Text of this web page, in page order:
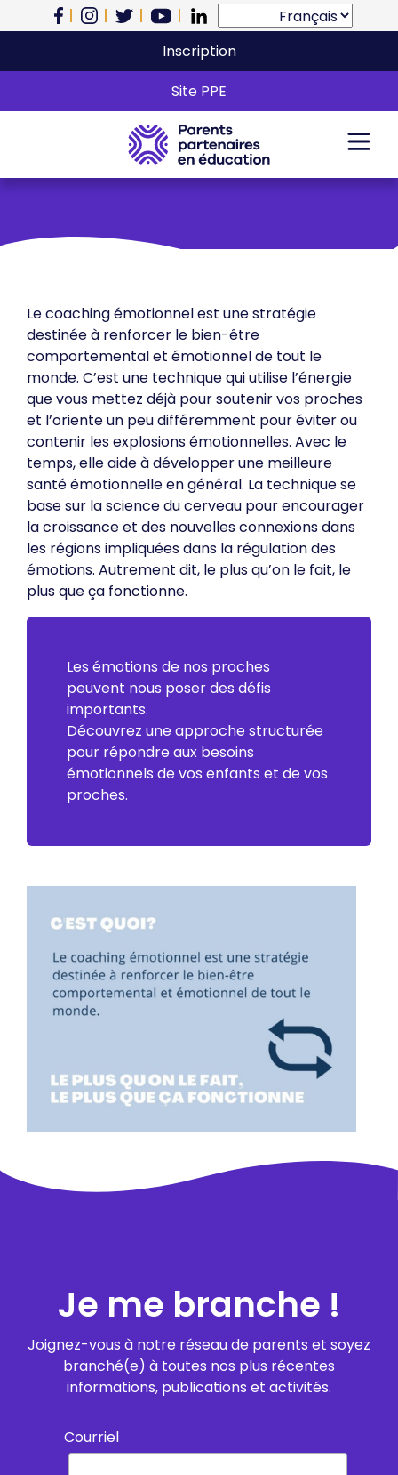
Inscription
Site PPE
Qu’est-ce que le
coaching émotionnel?
Le coaching émotionnel est une stratégie
destinée à renforcer le bien-être
comportemental et émotionnel de tout le
monde. C’est une technique qui utilise l’énergie
que vous mettez déjà pour soutenir vos proches
et l’oriente un peu différemment pour éviter ou
contenir les explosions émotionnelles. Avec le
temps, elle aide à développer une meilleure
santé émotionnelle en général. La technique se
base sur la science du cerveau pour encourager
la croissance et des nouvelles connexions dans
les régions impliquées dans la régulation des
émotions. Autrement dit, le plus qu’on le fait, le
plus que ça fonctionne.
Les émotions de nos proches
peuvent nous poser des défis
importants.
Découvrez une approche structurée
pour répondre aux besoins
émotionnels de vos enfants et de vos
proches.
Je me branche !
Joignez-vous à notre réseau de parents et soyez
branché(e) à toutes nos plus récentes
informations, publications et activités.
Courriel